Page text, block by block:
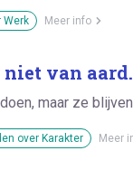
Werk Meer info
van aard.
maar ze
over Karakter Meer